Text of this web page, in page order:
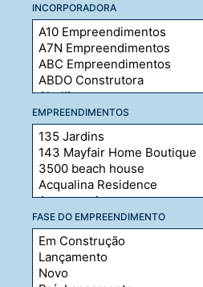
INCORPORADORA
EMPREENDIMENTOS
FASE DO EMPREENDIMENTO